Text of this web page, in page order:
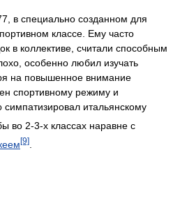
в специально созданном для
классе. Ему часто
в коллективе, считали способным
особенно любил изучать
на повышенное внимание
спортивному режиму и
итальянскому
во 2-3-х классах наравне с
[9]